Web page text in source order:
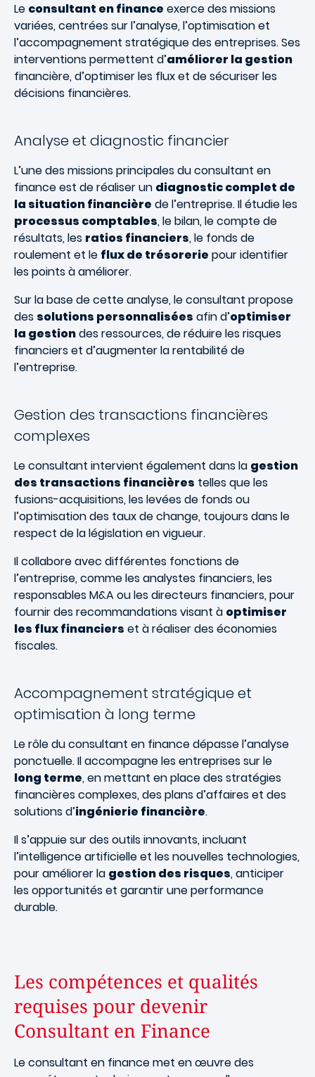
Le consultant en finance exerce des missions
variées, centrées sur l’analyse, l’optimisation et
l’accompagnement stratégique des entreprises. Ses
interventions permettent d’améliorer la gestion
financière, d’optimiser les flux et de sécuriser les
décisions financières.
Analyse et diagnostic financier
L’une des missions principales du consultant en
finance est de réaliser un diagnostic complet de
la situation financière de l’entreprise. Il étudie les
processus comptables, le bilan, le compte de
résultats, les ratios financiers, le fonds de
roulement et le flux de trésorerie pour identifier
les points à améliorer.
Sur la base de cette analyse, le consultant propose
des solutions personnalisées afin d’optimiser
la gestiondes ressources, de réduire les risques
financiers et d’augmenter la rentabilité de
l’entreprise.
Gestion des transactions financières
complexes
Le consultant intervient également dans la gestion
des transactions financières telles que les
fusions-acquisitions, les levées de fonds ou
l’optimisation des taux de change, toujours dans le
respect de la législation en vigueur.
Il collabore avec différentes fonctions de
l’entreprise, comme les analystes financiers, les
responsables M&A ou les directeurs financiers, pour
fournir des recommandations visant à optimiser
les flux financiers et à réaliser des économies
fiscales.
Accompagnement stratégique et
optimisation à long terme
Le rôle du consultant en finance dépasse l’analyse
ponctuelle. Il accompagne les entreprises sur le
long terme, en mettant en place des stratégies
financières complexes, des plans d’affaires et des
solutions d’ingénierie financière.
Il s’appuie sur des outils innovants, incluant
l’intelligence artificielle et les nouvelles technologies,
pour améliorer la gestion des risques, anticiper
les opportunités et garantir une performance
durable.
Les compétences et qualités
requises pour devenir
Consultant en Finance
Le consultant en finance met en œuvre des